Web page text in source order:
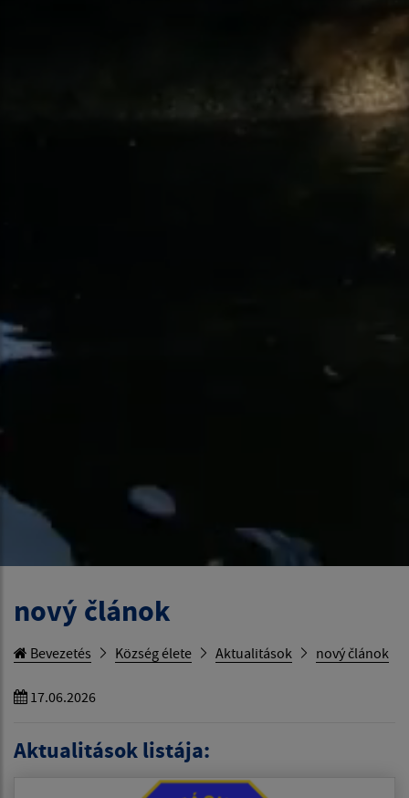
nový článok
Bevezetés Község élete Aktualitások nový článok
17.06.2026
Aktualitások listája: